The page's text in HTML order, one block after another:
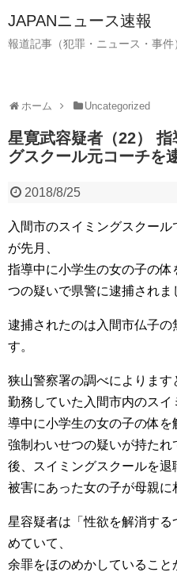
JAPANニュース速報
報道記事（犯罪・ニュース・事件
ホーム Uncategorized
星寛武容疑者（22）
グスクール元コーチを
2018/8/25
入間市のスイミングスクー
が先月、
指導中に小学生の女の子の
つの疑いで県警に逮捕されま
逮捕されたのは入間市仏子
す。
狭山警察署の調べによります
勤務していた入間市内のス
導中に小学生の女の子の体を
強制わいせつの疑いが持た
後、スイミングスクールを退
被害にあった女の子が母親に
星容疑者は「性欲を解消す
めていて、
余罪をほのめかしていること